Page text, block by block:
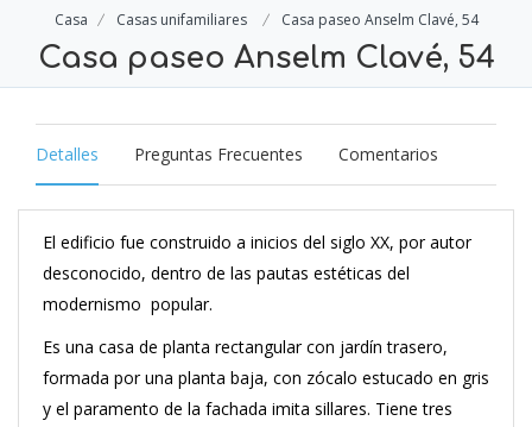
Casa Casas unifamiliares Casa paseo Anselm Clavé, 54
Casa paseo Anselm Clavé, 54
Detalles Preguntas Frecuentes Comentarios
El edificio fue construido a inicios del siglo XX, por autor
desconocido, dentro de las pautas estéticas del
modernismo popular.
Es una casa de planta rectangular con jardín trasero,
formada por una planta baja, con zócalo estucado en gris
y el paramento de la fachada imita sillares. Tiene tres